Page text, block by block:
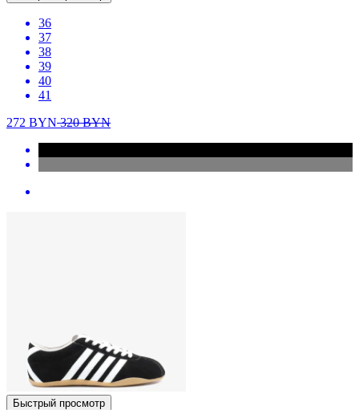
36
37
38
39
40
41
272 BYN320BYN
Быстрый просмотр